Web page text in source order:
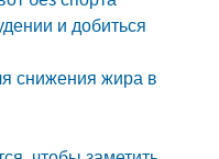
и добиться
снижения жира в